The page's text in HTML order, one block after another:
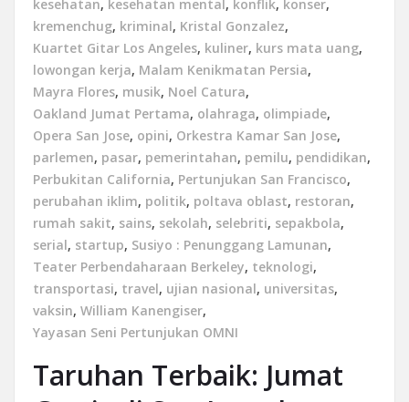
kesehatan, kesehatan mental, konflik, konser,
kremenchug, kriminal, Kristal Gonzalez,
Kuartet Gitar Los Angeles, kuliner, kurs mata uang,
lowongan kerja, Malam Kenikmatan Persia,
Mayra Flores, musik, Noel Catura,
Oakland Jumat Pertama, olahraga, olimpiade,
Opera San Jose, opini, Orkestra Kamar San Jose,
parlemen, pasar, pemerintahan, pemilu, pendidikan,
Perbukitan California, Pertunjukan San Francisco,
perubahan iklim, politik, poltava oblast, restoran,
rumah sakit, sains, sekolah, selebriti, sepakbola,
serial, startup, Susiyo : Penunggang Lamunan,
Teater Perbendaharaan Berkeley, teknologi,
transportasi, travel, ujian nasional, universitas,
vaksin, William Kanengiser,
Yayasan Seni Pertunjukan OMNI
Taruhan Terbaik: Jumat